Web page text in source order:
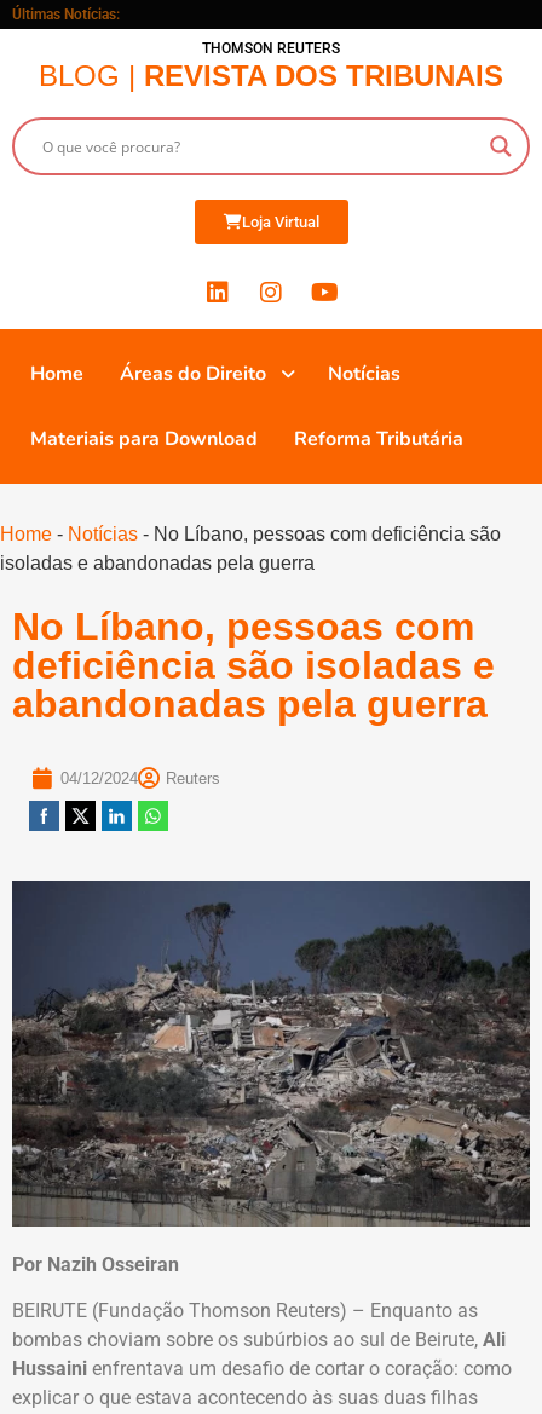
Últimas Notícias:
THOMSON REUTERS
BLOG | REVISTA DOS TRIBUNAIS
Loja Virtual
Home Áreas do Direito Notícias
Materiais para Download Reforma Tributária
Home - Notícias - No Líbano, pessoas com deficiência são
isoladas e abandonadas pela guerra
No Líbano, pessoas com
deficiência são isoladas e
abandonadas pela guerra
04/12/2024 Reuters
Por Nazih Osseiran
BEIRUTE (Fundação Thomson Reuters) – Enquanto as
bombas choviam sobre os subúrbios ao sul de Beirute, Ali
Hussaini enfrentava um desafio de cortar o coração: como
explicar o que estava acontecendo às suas duas filhas